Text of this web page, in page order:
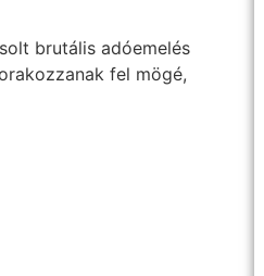
brutális adóemelés
fel mögé,